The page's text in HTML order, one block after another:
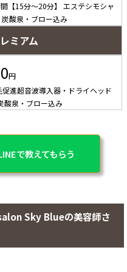
【15分～20分】 エステシモシャ
酸泉・ブロー込み
ミアム
円
進超音波導入器・ドライヘッド
酸泉・ブロー込み
で教えてもらう
Sky Blueの美容師さ